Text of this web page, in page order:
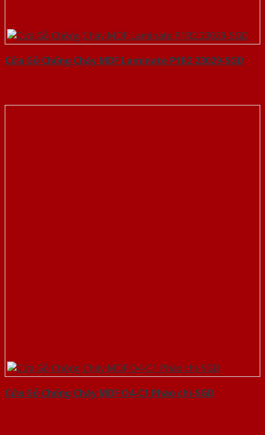
Cửa Gỗ Chống Cháy MDF Laminate P1R2 23029-SGD
Cửa Gỗ Chống Cháy MDF O4-C1 Phào chi-SGD